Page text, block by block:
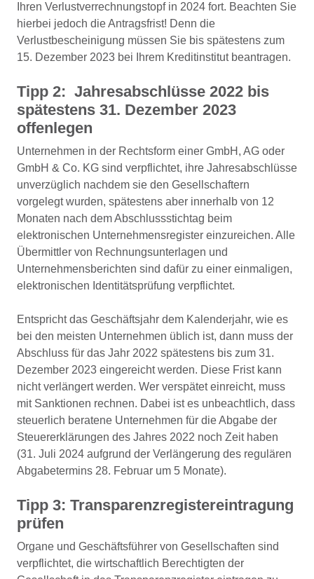
Ihren Verlustverrechnungstopf in 2024 fort. Beachten Sie
hierbei jedoch die Antragsfrist! Denn die
Verlustbescheinigung müssen Sie bis spätestens zum
15. Dezember 2023 bei Ihrem Kreditinstitut beantragen.
Tipp 2: Jahresabschlüsse 2022 bis
spätestens 31. Dezember 2023
offenlegen
Unternehmen in der Rechtsform einer GmbH, AG oder
GmbH & Co. KG sind verpflichtet, ihre Jahresabschlüsse
unverzüglich nachdem sie den Gesellschaftern
vorgelegt wurden, spätestens aber innerhalb von 12
Monaten nach dem Abschlussstichtag beim
elektronischen Unternehmensregister einzureichen. Alle
Übermittler von Rechnungsunterlagen und
Unternehmensberichten sind dafür zu einer einmaligen,
elektronischen Identitätsprüfung verpflichtet.
Entspricht das Geschäftsjahr dem Kalenderjahr, wie es
bei den meisten Unternehmen üblich ist, dann muss der
Abschluss für das Jahr 2022 spätestens bis zum 31.
Dezember 2023 eingereicht werden. Diese Frist kann
nicht verlängert werden. Wer verspätet einreicht, muss
mit Sanktionen rechnen. Dabei ist es unbeachtlich, dass
steuerlich beratene Unternehmen für die Abgabe der
Steuererklärungen des Jahres 2022 noch Zeit haben
(31. Juli 2024 aufgrund der Verlängerung des regulären
Abgabetermins 28. Februar um 5 Monate).
Tipp 3: Transparenzregistereintragung
prüfen
Organe und Geschäftsführer von Gesellschaften sind
verpflichtet, die wirtschaftlich Berechtigten der